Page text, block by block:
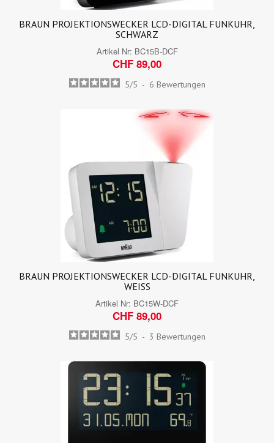
BRAUN PROJEKTIONSWECKER LCD-DIGITAL FUNKUHR,
SCHWARZ
Artikel Nr: BC15B-DCF
CHF 89,00
5/5 - 6 Bewertungen
BRAUN PROJEKTIONSWECKER LCD-DIGITAL FUNKUHR,
WEISS
Artikel Nr: BC15W-DCF
CHF 89,00
5/5 - 3 Bewertungen